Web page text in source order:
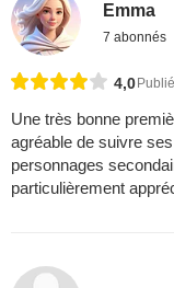
Emma
7 abonnés
4,0
Une très bonne
agréable de suivre
personnages
particulièrement